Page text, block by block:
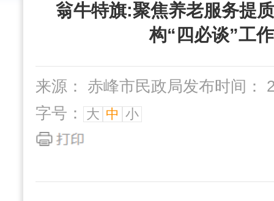
翁牛特旗:聚焦养老服务提
构“四必谈”工
来源： 赤峰市民政局发布时间：
字号：
大 中 小